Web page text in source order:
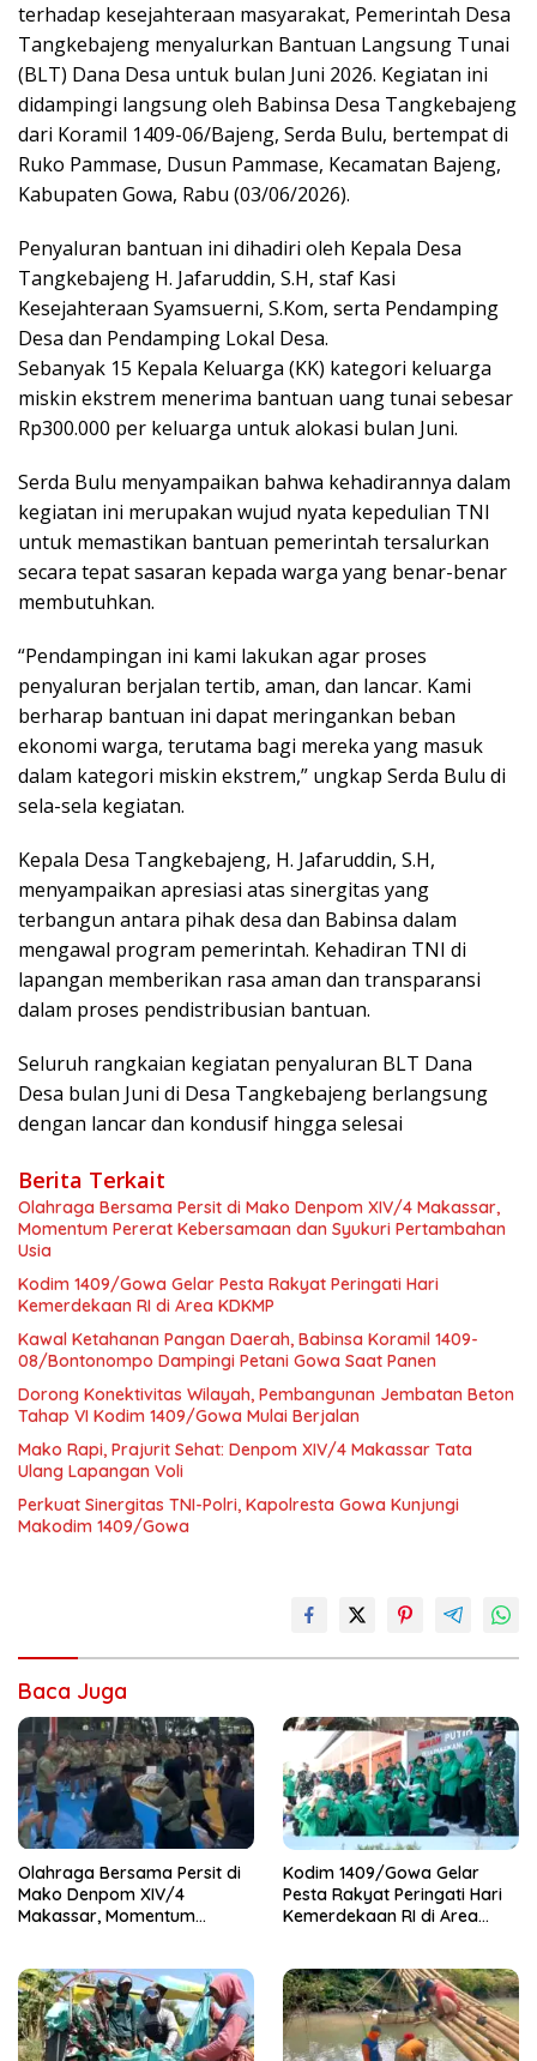
terhadap kesejahteraan masyarakat, Pemerintah Desa
Tangkebajeng menyalurkan Bantuan Langsung Tunai
(BLT) Dana Desa untuk bulan Juni 2026. Kegiatan ini
didampingi langsung oleh Babinsa Desa Tangkebajeng
dari Koramil 1409-06/Bajeng, Serda Bulu, bertempat di
Ruko Pammase, Dusun Pammase, Kecamatan Bajeng,
Kabupaten Gowa, Rabu (03/06/2026).
Penyaluran bantuan ini dihadiri oleh Kepala Desa
Tangkebajeng H. Jafaruddin, S.H, staf Kasi
Kesejahteraan Syamsuerni, S.Kom, serta Pendamping
Desa dan Pendamping Lokal Desa.
Sebanyak 15 Kepala Keluarga (KK) kategori keluarga
miskin ekstrem menerima bantuan uang tunai sebesar
Rp300.000 per keluarga untuk alokasi bulan Juni.
Serda Bulu menyampaikan bahwa kehadirannya dalam
kegiatan ini merupakan wujud nyata kepedulian TNI
untuk memastikan bantuan pemerintah tersalurkan
secara tepat sasaran kepada warga yang benar-benar
membutuhkan.
“Pendampingan ini kami lakukan agar proses
penyaluran berjalan tertib, aman, dan lancar. Kami
berharap bantuan ini dapat meringankan beban
ekonomi warga, terutama bagi mereka yang masuk
dalam kategori miskin ekstrem,” ungkap Serda Bulu di
sela-sela kegiatan.
Kepala Desa Tangkebajeng, H. Jafaruddin, S.H,
menyampaikan apresiasi atas sinergitas yang
terbangun antara pihak desa dan Babinsa dalam
mengawal program pemerintah. Kehadiran TNI di
lapangan memberikan rasa aman dan transparansi
dalam proses pendistribusian bantuan.
Seluruh rangkaian kegiatan penyaluran BLT Dana
Desa bulan Juni di Desa Tangkebajeng berlangsung
dengan lancar dan kondusif hingga selesai
Berita Terkait
Olahraga Bersama Persit di Mako Denpom XIV/4 Makassar,
Momentum Pererat Kebersamaan dan Syukuri Pertambahan
Usia
Kodim 1409/Gowa Gelar Pesta Rakyat Peringati Hari
Kemerdekaan RI di Area KDKMP
Kawal Ketahanan Pangan Daerah, Babinsa Koramil 1409-
08/Bontonompo Dampingi Petani Gowa Saat Panen
Dorong Konektivitas Wilayah, Pembangunan Jembatan Beton
Tahap VI Kodim 1409/Gowa Mulai Berjalan
Mako Rapi, Prajurit Sehat: Denpom XIV/4 Makassar Tata
Ulang Lapangan Voli
Perkuat Sinergitas TNI-Polri, Kapolresta Gowa Kunjungi
Makodim 1409/Gowa
Baca Juga
Olahraga Bersama Persit di
Mako Denpom XIV/4
Makassar, Momentum
Kodim 1409/Gowa Gelar
Pesta Rakyat Peringati Hari
Kemerdekaan RI di Area